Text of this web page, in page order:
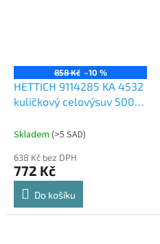
858 Kč –10 %
HETTICH 9114285 KA 4532
kuličkový celovýsuv 500
Skladem (>5 SAD)
638 Kč bez DPH
772 Kč
Do košíku